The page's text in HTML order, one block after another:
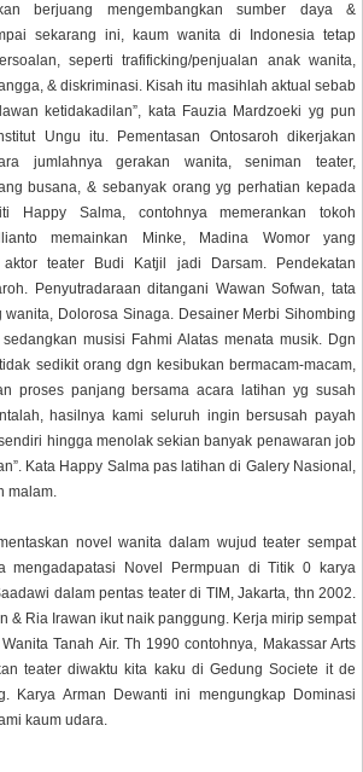
berjuang mengembangkan sumber daya &
sekarang ini, kaum wanita di Indonesia tetap
seperti trafificking/penjualan anak wanita,
& diskriminasi. Kisah itu masihlah aktual sebab
ketidakadilan”, kata Fauzia Mardzoeki yg pun
Ungu itu. Pementasan Ontosaroh dikerjakan
jumlahnya gerakan wanita, seniman teater,
busana, & sebanyak orang yg perhatian kepada
Happy Salma, contohnya memerankan tokoh
memainkan Minke, Madina Womor yang
teater Budi Katjil jadi Darsam. Pendekatan
Penyutradaraan ditangani Wawan Sofwan, tata
Dolorosa Sinaga. Desainer Merbi Sihombing
musisi Fahmi Alatas menata musik. Dgn
sedikit orang dgn kesibukan bermacam-macam,
proses panjang bersama acara latihan yg susah
hasilnya kami seluruh ingin bersusah payah
hingga menolak sekian banyak penawaran job
Kata Happy Salma pas latihan di Galery Nasional,
malam.
novel wanita dalam wujud teater sempat
mengadapatasi Novel Permpuan di Titik 0 karya
dalam pentas teater di TIM, Jakarta, thn 2002.
& Ria Irawan ikut naik panggung. Kerja mirip sempat
Tanah Air. Th 1990 contohnya, Makassar Arts
teater diwaktu kita kaku di Gedung Societe it de
Karya Arman Dewanti ini mengungkap Dominasi
kaum udara.